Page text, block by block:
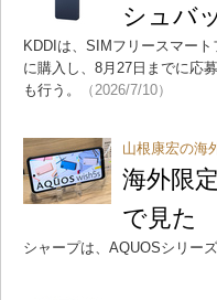
シュバ
KDDIは、SIMフリースマー
に購入し、8月27日までに応
も行う。
（2026/7/10）
山根康宏の海
海外限
で見た
シャープは、AQUOSシリー